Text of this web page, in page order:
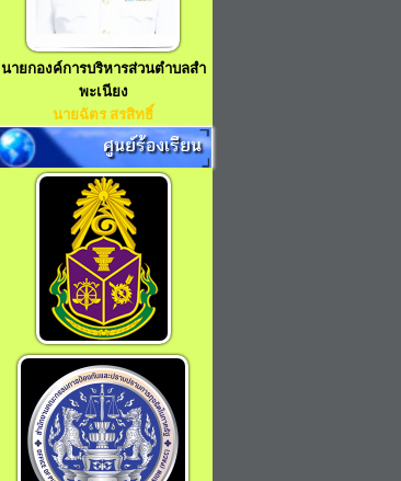
นายกองค์การบริหารส่วนตำบลสำ
พะเนียง
นายฉัตร สรสิทธิ์
ศูนย์ร้องเรียน